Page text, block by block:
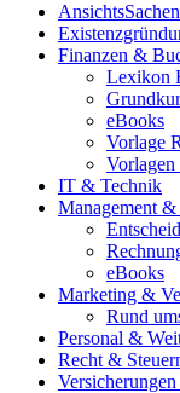
AnsichtsSachen
Finanzen &
Lexikon
eBooks
Vorlage
Vorlagen
IT & Technik
Management
eBooks
Marketing &
Rund
Personal &
Recht &